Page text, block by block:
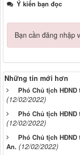
Ý kiến bạn đọc
Bạn cần đăng nhập
Những tin mới hơn
Phó Chủ tịch
(12/02/2022)
Phó Chủ tịch
(12/02/2022)
Phó Chủ tịch
An. (12/02/2022)